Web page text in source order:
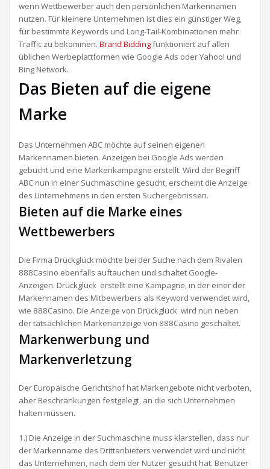
wenn Wettbewerber auch den persönlichen Markennamen
nutzen. Für kleinere Unternehmen ist dies ein günstiger Weg,
für bestimmte Keywords und Long-Tail-Kombinationen mehr
Traffic zu bekommen. Brand Biddingfunktioniert auf allen
üblichen Werbeplattformen wie Google Ads oder Yahoo! und
Bing Network.
Das Bieten auf die eigene
Marke
Das Unternehmen ABC möchte auf seinen eigenen
Markennamen bieten. Anzeigen bei Google Ads werden
gebucht und eine Markenkampagne erstellt. Wird der Begriff
ABC nun in einer Suchmaschine gesucht, erscheint die Anzeige
des Unternehmens in den ersten Suchergebnissen.
Bieten auf die Marke eines
Wettbewerbers
Die Firma Drückglück möchte bei der Suche nach dem Rivalen
888Casino ebenfalls auftauchen und schaltet Google-
Anzeigen. Drückglück erstellt eine Kampagne, in der einer der
Markennamen des Mitbewerbers als Keyword verwendet wird,
wie 888Casino. Die Anzeige von Drückglück wird nun neben
der tatsächlichen Markenanzeige von 888Casino geschaltet.
Markenwerbung und
Markenverletzung
Der Europäische Gerichtshof hat Markengebote nicht verboten,
aber Beschränkungen festgelegt, an die sich Unternehmen
halten müssen.
1.) Die Anzeige in der Suchmaschine muss klarstellen, dass nur
der Markenname des Drittanbieters verwendet wird und nicht
das Unternehmen, nach dem der Nutzer gesucht hat. Benutzer